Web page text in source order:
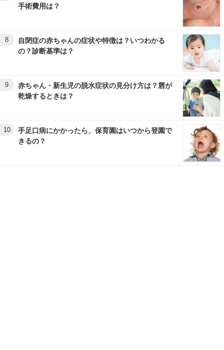
手術費用は？
8
自閉症の赤ちゃんの症状や特徴は？いつわかる
の？診断基準は？
9
赤ちゃん・新生児の脱水症状の見分け方は？唇が
乾燥するときは？
10
手足口病にかかったら、保育園はいつから登園で
きるの？